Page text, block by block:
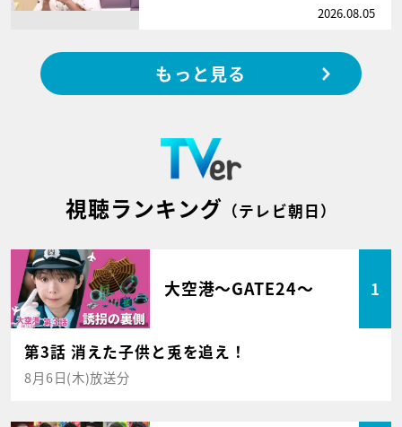
2026.08.05
もっと見る
視聴ランキング （テレビ朝日）
大空港～GATE24～ 1
第3話 消えた子供と兎を追え！
8月6日(木)放送分